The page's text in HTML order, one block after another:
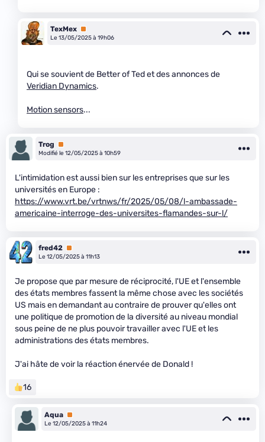
TexMex Premium
Le 13/05/2025 à 19h06
Qui se souvient de Better of Ted et des annonces de
Veridian Dynamics.
Motion sensors...
Trog
Premium
Modifié le 12/05/2025 à 10h59
L'intimidation est aussi bien sur les entreprises que sur les
universités en Europe :
https://www.vrt.be/vrtnws/fr/2025/05/08/l-ambassade-
americaine-interroge-des-universites-flamandes-sur-l/
fred42 Premium
Le 12/05/2025 à 11h13
Je propose que par mesure de réciprocité, l'UE et l'ensemble
des états membres fassent la même chose avec les sociétés
US mais en demandant au contraire de prouver qu'elles ont
une politique de promotion de la diversité au niveau mondial
sous peine de ne plus pouvoir travailler avec l'UE et les
administrations des états membres.
J'ai hâte de voir la réaction énervée de Donald !
16
Aqua Premium
Le 12/05/2025 à 11h24